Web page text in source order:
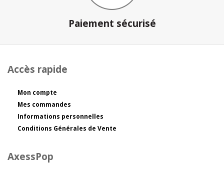
Paiement sécurisé
Accès rapide
Mon compte
Mes commandes
Informations personnelles
Conditions Générales de Vente
AxessPop